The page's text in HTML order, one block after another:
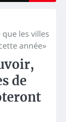
que les villes
année»
de